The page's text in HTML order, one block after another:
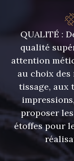
QUALITÉ :
qualité
attention
au choix des
tissage, aux
proposer
étoffes pour